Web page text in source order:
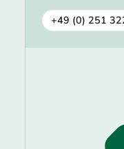
+49 (0) 251